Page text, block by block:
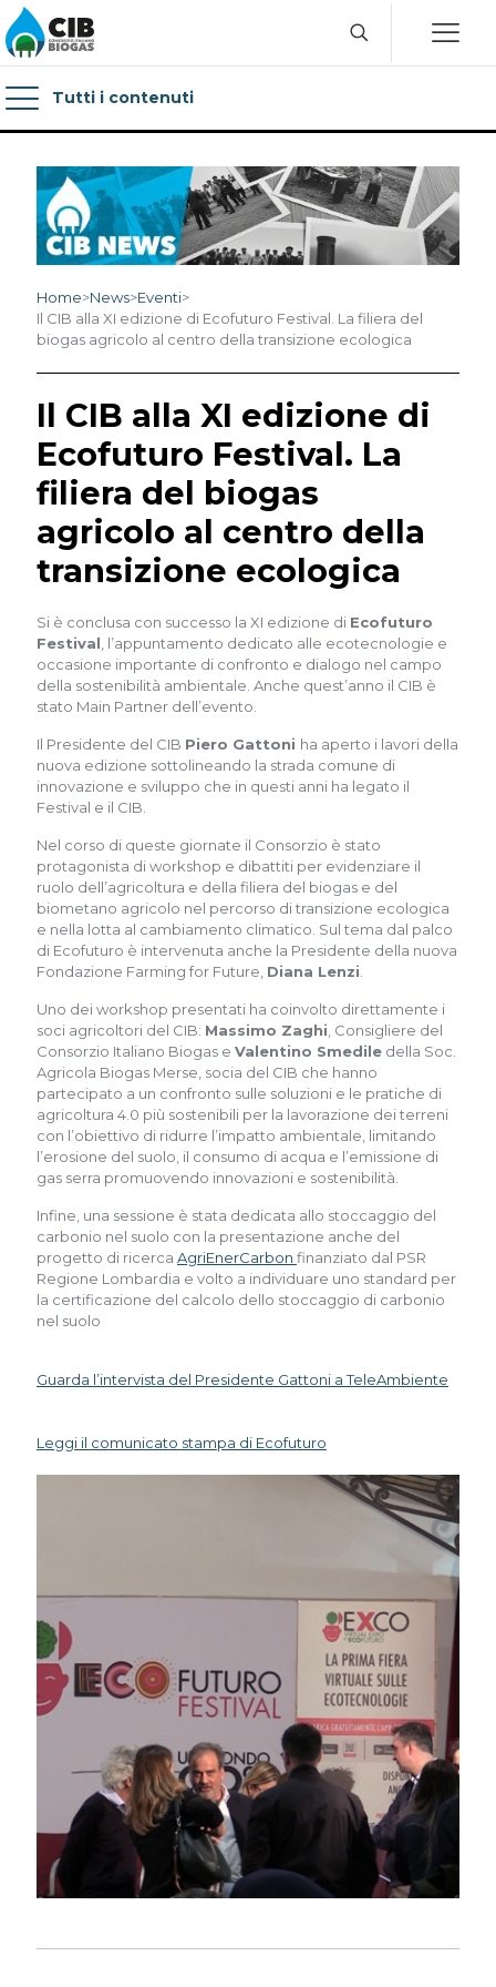
Tutti i contenuti
Home>News>Eventi>
Il CIB alla XI edizione di Ecofuturo Festival. La filiera del
biogas agricolo al centro della transizione ecologica
Il CIB alla XI edizione di
Ecofuturo Festival. La
filiera del biogas
agricolo al centro della
transizione ecologica
Si è conclusa con successo la XI edizione di Ecofuturo
Festival, l’appuntamento dedicato alle ecotecnologie e
occasione importante di confronto e dialogo nel campo
della sostenibilità ambientale. Anche quest’anno il CIB è
stato Main Partner dell’evento.
Il Presidente del CIB Piero Gattoni ha aperto i lavori della
nuova edizione sottolineando la strada comune di
innovazione e sviluppo che in questi anni ha legato il
Festival e il CIB.
Nel corso di queste giornate il Consorzio è stato
protagonista di workshop e dibattiti per evidenziare il
ruolo dell’agricoltura e della filiera del biogas e del
biometano agricolo nel percorso di transizione ecologica
e nella lotta al cambiamento climatico. Sul tema dal palco
di Ecofuturo è intervenuta anche la Presidente della nuova
Fondazione Farming for Future, Diana Lenzi.
Uno dei workshop presentati ha coinvolto direttamente i
soci agricoltori del CIB: Massimo Zaghi, Consigliere del
Consorzio Italiano Biogas e Valentino Smedile della Soc.
Agricola Biogas Merse, socia del CIB che hanno
partecipato a un confronto sulle soluzioni e le pratiche di
agricoltura 4.0 più sostenibili per la lavorazione dei terreni
con l’obiettivo di ridurre l’impatto ambientale, limitando
l’erosione del suolo, il consumo di acqua e l’emissione di
gas serra promuovendo innovazioni e sostenibilità.
Infine, una sessione è stata dedicata allo stoccaggio del
carbonio nel suolo con la presentazione anche del
progetto di ricerca AgriEnerCarbon finanziato dal PSR
Regione Lombardia e volto a individuare uno standard per
la certificazione del calcolo dello stoccaggio di carbonio
nel suolo
Guarda l’intervista del Presidente Gattoni a TeleAmbiente
Leggi il comunicato stampa di Ecofuturo